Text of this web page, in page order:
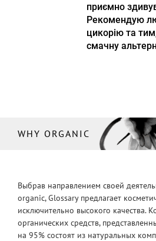
приємно
Рекомендую
цикорію та
смачну
WHY ORGANIC
Выбрав направлением своей
organic, Glossary предлагает
исключительно высокого качества.
органических средств,
на 95% состоят из натуральных